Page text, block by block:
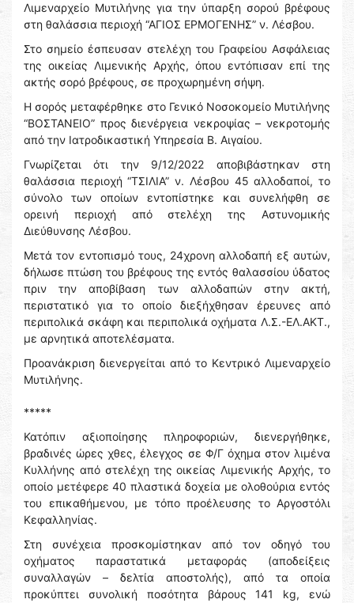
Λιμεναρχείο Μυτιλήνης για την ύπαρξη σορού βρέφους
στη θαλάσσια περιοχή “ΑΓΙΟΣ ΕΡΜΟΓΕΝΗΣ” ν. Λέσβου.
Στο σημείο έσπευσαν στελέχη του Γραφείου Ασφάλειας
της οικείας Λιμενικής Αρχής, όπου εντόπισαν επί της
ακτής σορό βρέφους, σε προχωρημένη σήψη.
Η σορός μεταφέρθηκε στο Γενικό Νοσοκομείο Μυτιλήνης
“ΒΟΣΤΑΝΕΙΟ” προς διενέργεια νεκροψίας – νεκροτομής
από την Ιατροδικαστική Υπηρεσία Β. Αιγαίου.
Γνωρίζεται ότι την 9/12/2022 αποβιβάστηκαν στη
θαλάσσια περιοχή “ΤΣΙΛΙΑ” ν. Λέσβου 45 αλλοδαποί, το
σύνολο των οποίων εντοπίστηκε και συνελήφθη σε
ορεινή περιοχή από στελέχη της Αστυνομικής
Διεύθυνσης Λέσβου.
Μετά τον εντοπισμό τους, 24χρονη αλλοδαπή εξ αυτών,
δήλωσε πτώση του βρέφους της εντός θαλασσίου ύδατος
πριν την αποβίβαση των αλλοδαπών στην ακτή,
περιστατικό για το οποίο διεξήχθησαν έρευνες από
περιπολικά σκάφη και περιπολικά οχήματα Λ.Σ.-ΕΛ.ΑΚΤ.,
με αρνητικά αποτελέσματα.
Προανάκριση διενεργείται από το Κεντρικό Λιμεναρχείο
Μυτιλήνης.
*****
Κατόπιν αξιοποίησης πληροφοριών, διενεργήθηκε,
βραδινές ώρες χθες, έλεγχος σε Φ/Γ όχημα στον λιμένα
Κυλλήνης από στελέχη της οικείας Λιμενικής Αρχής, το
οποίο μετέφερε 40 πλαστικά δοχεία με ολοθούρια εντός
του επικαθήμενου, με τόπο προέλευσης το Αργοστόλι
Κεφαλληνίας.
Στη συνέχεια προσκομίστηκαν από τον οδηγό του
οχήματος παραστατικά μεταφοράς (αποδείξεις
συναλλαγών – δελτία αποστολής), από τα οποία
προκύπτει συνολική ποσότητα βάρους 141 kg, ενώ